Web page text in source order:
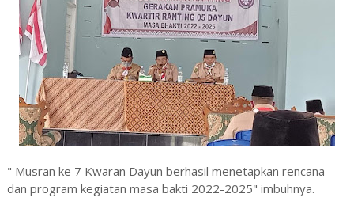
" Musran ke 7 Kwaran Dayun berhasil menetapkan rencana
dan program kegiatan masa bakti 2022-2025" imbuhnya.